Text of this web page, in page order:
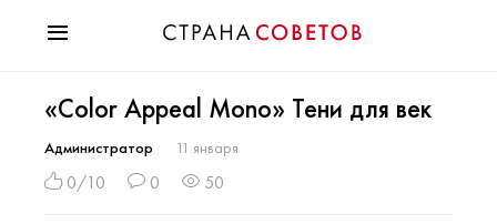
Мода
Звезды
Гороскопы
«Color Appeal Mono» Тени для век
Администратор 11 января
0/10 0 50